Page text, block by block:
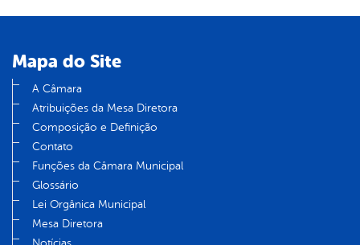
Mapa do Site
A Câmara
Atribuições da Mesa Diretora
Composição e Definição
Contato
Funções da Câmara Municipal
Glossário
Lei Orgânica Municipal
Mesa Diretora
Notícias